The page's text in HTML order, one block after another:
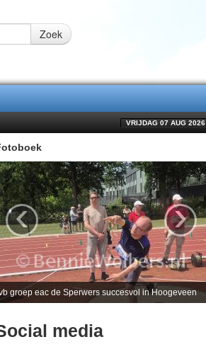
Zoek
VRIJDAG 07 AUG 2026
groep eac de Sperwers succesvol in Hoogeveen
‹ ›
media